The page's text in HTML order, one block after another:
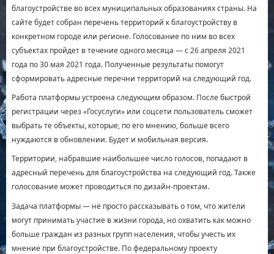
благоустройстве во всех муниципальных образованиях страны. На
сайте будет собран перечень территорий к благоустройству в
конкретном городе или регионе. Голосование по ним во всех
субъектах пройдет в течение одного месяца — с 26 апреля 2021
года по 30 мая 2021 года. Полученные результаты помогут
сформировать адресные перечни территорий на следующий год.
Работа платформы устроена следующим образом. После быстрой
регистрации через «Госуслуги» или соцсети пользователь сможет
выбрать те объекты, которые, по его мнению, больше всего
нуждаются в обновлении. Будет и мобильная версия.
Территории, набравшие наибольшее число голосов, попадают в
адресный перечень для благоустройства на следующий год. Также
голосование может проводиться по дизайн-проектам.
Задача платформы — не просто рассказывать о том, что жители
могут принимать участие в жизни города, но охватить как можно
больше граждан из разных групп населения, чтобы учесть их
мнение при благоустройстве. По федеральному проекту